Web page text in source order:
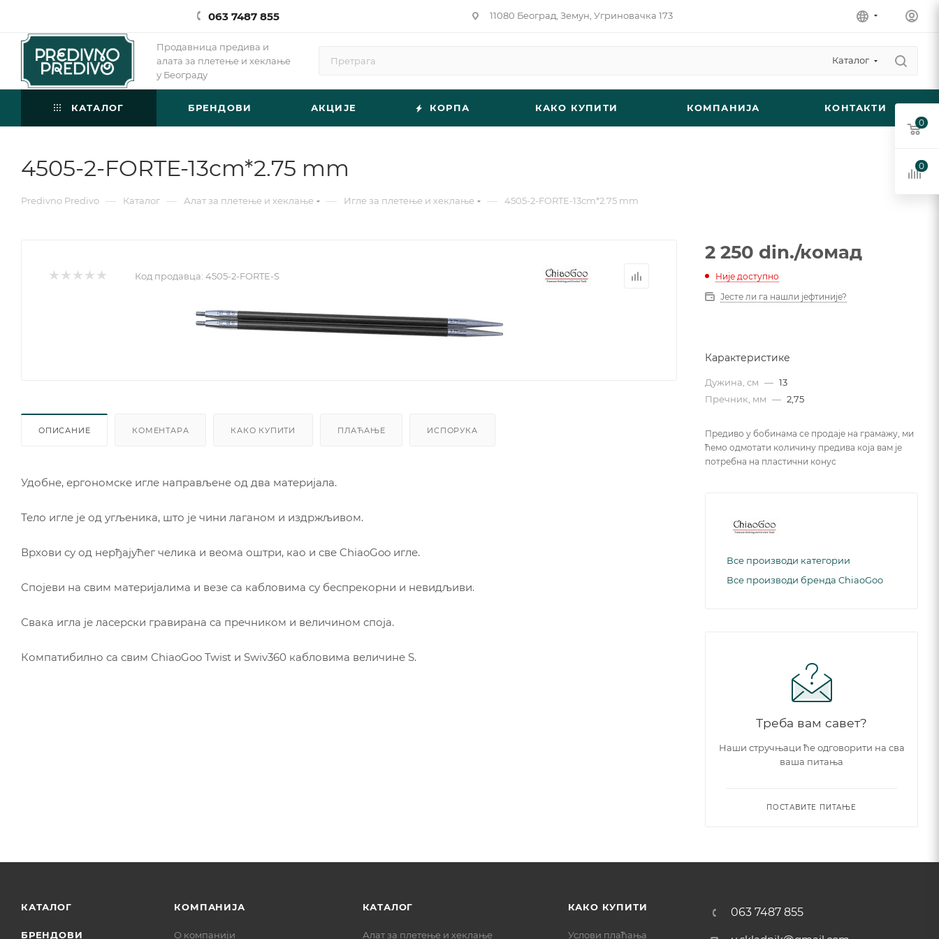
063 7487 855 11080 Београд, Земун, Угриновачка 173
Продавница предива и
алата за плетење и хеклање
у Београду
Каталог
КАТАЛОГ БРЕНДОВИ АКЦИЈЕ КОРПА КАКО КУПИТИ КОМПАНИЈА КОНТАКТИ
4505-2-FORTE-13cm*2.75 mm
Predivno Predivo — Каталог — Алат за плетење и хеклање — Игле за плетење и хеклање — 4505-2-FORTE-13cm*2.75 mm
Код продавца: 4505-2-FORTE-S
ОПИСАНИЕ КОМЕНТАРА КАКО КУПИТИ ПЛАЋАЊЕ ИСПОРУКА
Удобне, ергономске игле направљене од два материјала.
Тело игле је од угљеника, што је чини лаганом и издржљивом.
Врхови су од нерђајућег челика и веома оштри, као и све ChiaoGoo игле.
Спојеви на свим материјалима и везе са кабловима су беспрекорни и невидљиви.
Свака игла је ласерски гравирана са пречником и величином споја.
Компатибилно са свим ChiaoGoo Twist и Swiv360 кабловима величине S.
2 250 din./комад
Није доступно
Јесте ли га нашли јефтиније?
Карактеристике
Дужина, см — 13
Пречник, мм — 2,75
Предиво у бобинама се продаје на грамажу, ми
ћемо одмотати количину предива која вам је
потребна на пластични конус
Все производи категории
Все производи бренда ChiaoGoo
Треба вам савет?
Наши стручњаци ће одговорити на сва
ваша питања
ПОСТАВИТЕ ПИТАЊЕ
КАТАЛОГ
БРЕНДОВИ
КОМПАНИЈА
О компанији
КАТАЛОГ
Алат за плетење и хеклање
КАКО КУПИТИ
Услови плаћања
063 7487 855
0
0